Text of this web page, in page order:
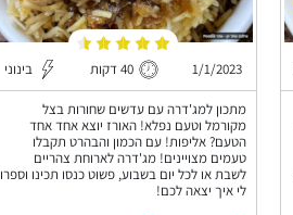
1/1/2023 40 דקות בינוני
מתכון למג'דרה עם עדשים שחורות בצל
מקורמל וטעם נפלא! האורז יוצא אחד אחד
הטעם? אליפות! עם הכמון והבהרט תקבלו
טעמים מצויינים! מג'דרה לארוחת צהריים
לשבת או לכל יום בשבוע, פשוט כנסו תכינו וספרו
לי איך יצאה לכם!